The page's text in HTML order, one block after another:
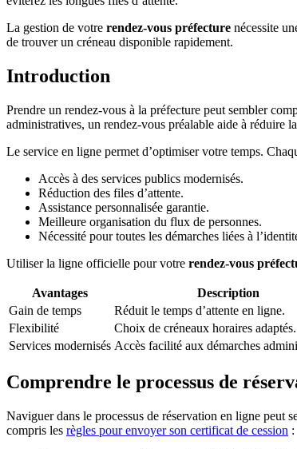
La gestion de votre rendez-vous préfecture nécessite
de trouver un créneau disponible rapidement.
Introduction
Prendre un rendez-vous à la préfecture peut sembler
administratives, un rendez-vous préalable aide à réduire
Le service en ligne permet d’optimiser votre temps.
Accès à des services publics modernisés.
Réduction des files d’attente.
Assistance personnalisée garantie.
Meilleure organisation du flux de personnes.
Nécessité pour toutes les démarches liées à
Utiliser la ligne officielle pour votre rendez-vous
Avantages
Description
Gain de temps
Réduit le temps d’attente en ligne.
Flexibilité
Choix de créneaux horaires adaptés.
Services modernisés Accès facilité aux démarches
Comprendre le processus de
Naviguer dans le processus de réservation en ligne peut
compris les règles pour envoyer son certificat de cession :